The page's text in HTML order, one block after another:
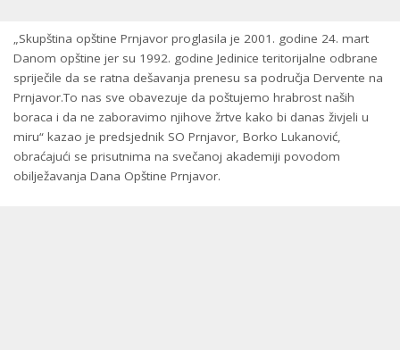
„Skupština opštine Prnjavor proglasila je 2001. godine 24. mart
Danom opštine jer su 1992. godine Jedinice teritorijalne odbrane
spriječile da se ratna dešavanja prenesu sa područja Dervente na
Prnjavor.To nas sve obavezuje da poštujemo hrabrost naših
boraca i da ne zaboravimo njihove žrtve kako bi danas živjeli u
miru“ kazao je predsjednik SO Prnjavor, Borko Lukanović,
obraćajući se prisutnima na svečanoj akademiji povodom
obilježavanja Dana Opštine Prnjavor.